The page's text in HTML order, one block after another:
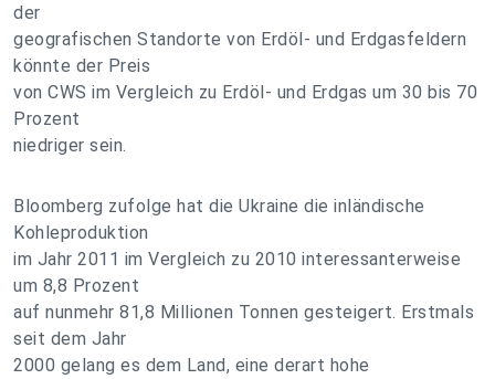
der
geografischen Standorte von Erdöl- und Erdgasfeldern
könnte der Preis
von CWS im Vergleich zu Erdöl- und Erdgas um 30 bis 70
Prozent
niedriger sein.
Bloomberg zufolge hat die Ukraine die inländische
Kohleproduktion
im Jahr 2011 im Vergleich zu 2010 interessanterweise
um 8,8 Prozent
auf nunmehr 81,8 Millionen Tonnen gesteigert. Erstmals
seit dem Jahr
2000 gelang es dem Land, eine derart hohe